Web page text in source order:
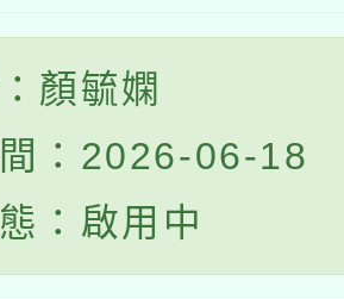
顏毓嫻
：2026-06-18
：啟用中